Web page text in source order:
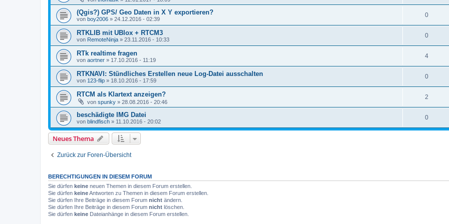
(Qgis?) GPS/ Geo Daten in X Y exportieren?
von boy2006 » 24.12.2016 - 02:39
0
RTKLIB mit UBlox + RTCM3
von RemoteNinja » 23.11.2016 - 10:33
0
RTk realtime fragen
von aortner » 17.10.2016 - 11:19
4
RTKNAVI: Stündliches Erstellen neue Log-Datei ausschalten
von 123-flip » 18.10.2016 - 17:59
0
RTCM als Klartext anzeigen?
von spunky » 28.08.2016 - 20:46
2
beschädigte IMG Datei
von blindfisch » 11.10.2016 - 20:02
0
Neues Thema
Zurück zur Foren-Übersicht
BERECHTIGUNGEN IN DIESEM FORUM
Sie dürfen keine neuen Themen in diesem Forum erstellen.
Sie dürfen keineAntworten zu Themen in diesem Forum erstellen.
Sie dürfen Ihre Beiträge in diesem Forum nicht ändern.
Sie dürfen Ihre Beiträge in diesem Forum nicht löschen.
Sie dürfen keine Dateianhänge in diesem Forum erstellen.